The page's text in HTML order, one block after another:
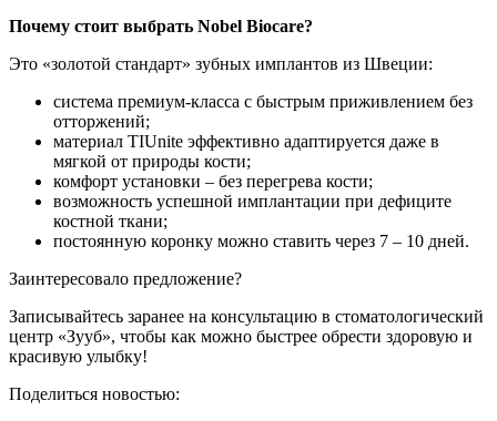
Почему стоит выбрать Nobel Biocare?
Это «золотой стандарт» зубных имплантов из Швеции:
система премиум-класса с быстрым приживлением без
отторжений;
материал TIUnite эффективно адаптируется даже в
мягкой от природы кости;
комфорт установки – без перегрева кости;
возможность успешной имплантации при дефиците
костной ткани;
постоянную коронку можно ставить через 7 – 10 дней.
Заинтересовало предложение?
Записывайтесь заранее на консультацию в стоматологический
центр «Зууб», чтобы как можно быстрее обрести здоровую и
красивую улыбку!
Поделиться новостью: